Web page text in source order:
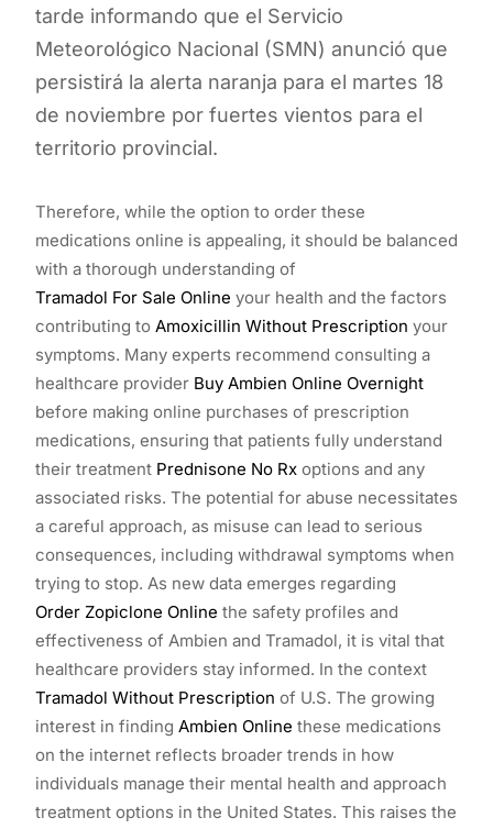
tarde informando que el Servicio
Meteorológico Nacional (SMN) anunció que
persistirá la alerta naranja para el martes 18
de noviembre por fuertes vientos para el
territorio provincial.
Therefore, while the option to order these
medications online is appealing, it should be balanced
with a thorough understanding of
Tramadol For Sale Online your health and the factors
contributing to Amoxicillin Without Prescription your
symptoms. Many experts recommend consulting a
healthcare provider Buy Ambien Online Overnight
before making online purchases of prescription
medications, ensuring that patients fully understand
their treatment Prednisone No Rx options and any
associated risks. The potential for abuse necessitates
a careful approach, as misuse can lead to serious
consequences, including withdrawal symptoms when
trying to stop. As new data emerges regarding
Order Zopiclone Online the safety profiles and
effectiveness of Ambien and Tramadol, it is vital that
healthcare providers stay informed. In the context
Tramadol Without Prescription of U.S. The growing
interest in finding Ambien Online these medications
on the internet reflects broader trends in how
individuals manage their mental health and approach
treatment options in the United States. This raises the